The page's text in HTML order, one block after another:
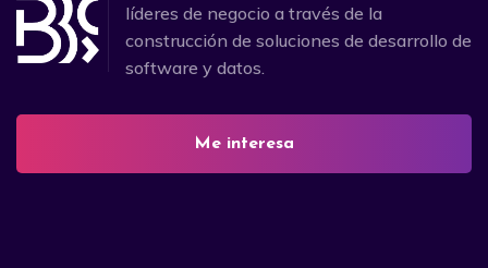
líderes de negocio a través de la
construcción de soluciones de desarrollo de
software y datos.
Me interesa